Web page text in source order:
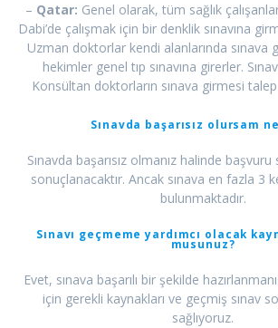
– Qatar: Genel olarak, tüm sağlık
Dabi’de çalışmak için bir denklik sınavına
Uzman doktorlar kendi alanlarında sınava
hekimler genel tıp sınavına girerler.
Konsültan doktorların sınava girmesi
Sınavda başarısız olursam
Sınavda başarısız olmanız halinde
sonuçlanacaktır. Ancak sınava en fazla 3
bulunmaktadır.
Sınavı geçmeme yardımcı olacak
musunuz?
Evet, sınava başarılı bir şekilde
için gerekli kaynakları ve geçmiş sınav
sağlıyoruz.